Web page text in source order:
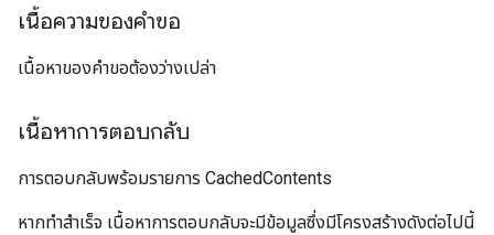
เนื้อความของคำขอ
เนื้อหาของคำขอต้องว่างเปล่า
เนื้อหาการตอบกลับ
การตอบกลับพร้อมรายการ CachedContents
หากทำสำเร็จ เนื้อหาการตอบกลับจะมีข้อมูลซึ่งมีโครงสร้างดังต่อไปนี้